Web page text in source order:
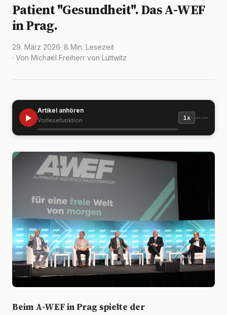
Patient "Gesundheit". Das A-WEF
in Prag.
29. März 2026· 8 Min. Lesezeit
· Von Michael Freiherr von Lüttwitz
▶
Artikel anhören
Vorlesefunktion 1x —:—
Beim A-WEF in Prag spielte der